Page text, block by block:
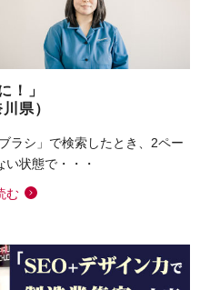
！」
県）
ラシ」で検索したとき、2ペー
状態で・・・
む